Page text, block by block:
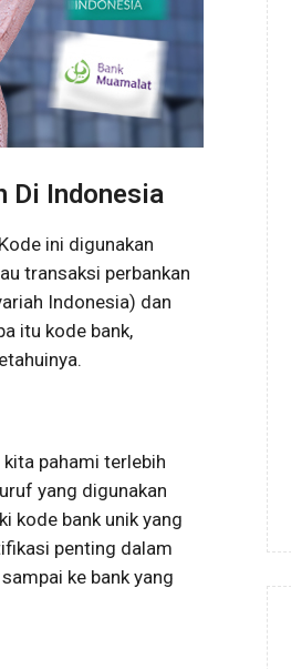
Di Indonesia
ini digunakan
transaksi perbankan
Indonesia) dan
itu kode bank,
pahami terlebih
yang digunakan
kode bank unik yang
penting dalam
ke bank yang